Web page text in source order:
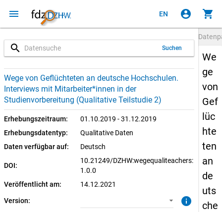
menu EN account_circle shopping_cart
search Suchen
Wege von Geflüchteten an deutsche Hochschulen.
Interviews mit Mitarbeiter*innen in der
Studienvorbereitung (Qualitative Teilstudie 2)
Erhebungszeitraum:
01.10.2019 - 31.12.2019
Erhebungsdatentyp:
Qualitative Daten
Daten verfügbar auf:
Deutsch
DOI:
10.21249/DZHW:wegequaliteachers:
1.0.0
Veröffentlicht am:
14.12.2021
Version:
1.0.0 (aktuell)
info
SUF: Download
We
ge
von
Gef
lüc
hte
ten
an
de
uts
che